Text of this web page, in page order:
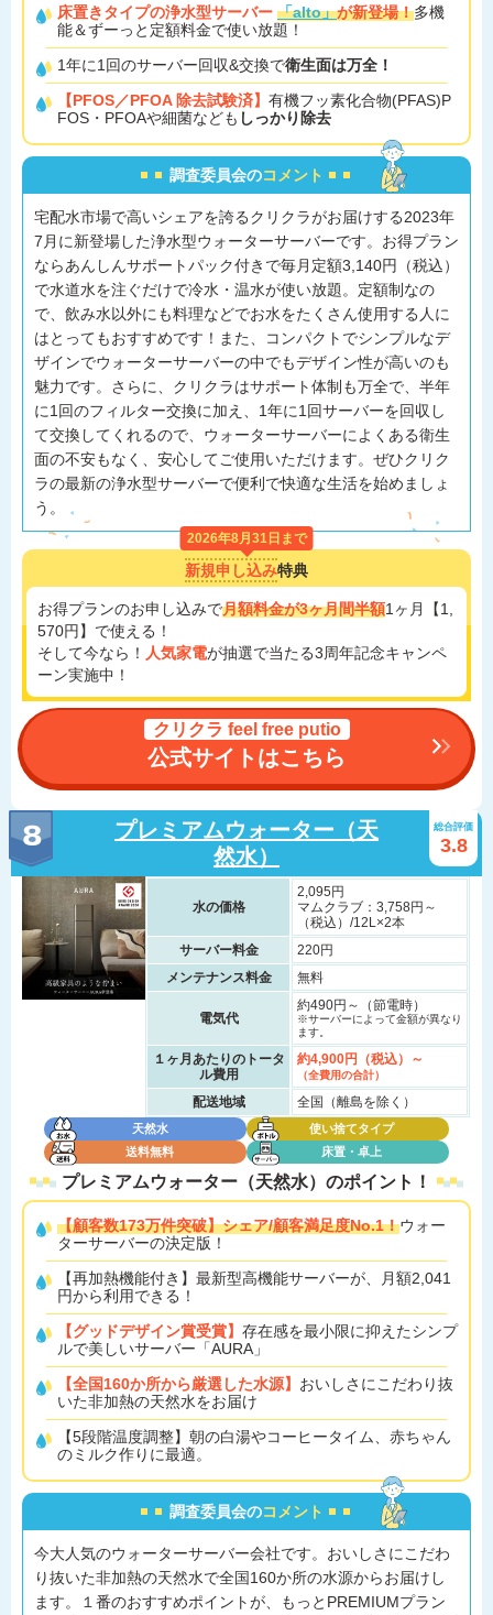
床置きタイプの浄水型サーバー 「alto」が新登場！多機
能＆ずーっと定額料金で使い放題！
1年に1回のサーバー回収&交換で衛生面は万全！
【PFOS／PFOA 除去試験済】 有機フッ素化合物(PFAS)P
FOS・PFOAや細菌なども しっかり除去
調査委員会のコメント
宅配水市場で高いシェアを誇るクリクラがお届けする2023年
7月に新登場した浄水型ウォーターサーバーです。お得プラン
ならあんしんサポートパック付きで毎月定額3,140円（税込）
で水道水を注ぐだけで冷水・温水が使い放題。定額制なの
で、飲み水以外にも料理などでお水をたくさん使用する人に
はとってもおすすめです！また、コンパクトでシンプルなデ
ザインでウォーターサーバーの中でもデザイン性が高いのも
魅力です。さらに、クリクラはサポート体制も万全で、半年
に1回のフィルター交換に加え、1年に1回サーバーを回収し
て交換してくれるので、ウォーターサーバーによくある衛生
面の不安もなく、安心してご使用いただけます。ぜひクリク
ラの最新の浄水型サーバーで便利で快適な生活を始めましょ
う。
2026年8月31日まで
新規申し込み特典
お得プランのお申し込みで月額料金が3ヶ月間半額1ヶ月【1,
570円】で使える！
そして今なら！ 人気家電が抽選で当たる3周年記念キャンペ
ーン実施中！
クリクラ feel free putio
公式サイトはこちら
プレミアムウォーター（天
然水）
総合評価
3.8
天然水
使い捨てタイプ
送料無料
床置・卓上
水の価格
2,095円
マムクラブ：3,758円～
（税込）/12L×2本
サーバー料金
220円
メンテナンス料金
無料
電気代
約490円～（節電時）
※サーバーによって金額が異なり
ます。
１ヶ月あたりのトータ
ル費用
約4,900円（税込）～
（全費用の合計）
配送地域 全国（離島を除く）
プレミアムウォーター（天然水）のポイント！
【顧客数173万件突破】シェア/顧客満足度No.1！ウォー
ターサーバーの決定版！
【再加熱機能付き】最新型高機能サーバーが、月額2,041
円から利用できる！
【グッドデザイン賞受賞】 存在感を最小限に抑えたシンプ
ルで美しいサーバー「AURA」
【全国160か所から厳選した水源】 おいしさにこだわり抜
いた非加熱の天然水をお届け
【5段階温度調整】朝の白湯やコーヒータイム、赤ちゃん
のミルク作りに最適。
調査委員会のコメント
今大人気のウォーターサーバー会社です。おいしさにこだわ
り抜いた非加熱の天然水で全国160か所の水源からお届けし
ます。１番のおすすめポイントが、もっとPREMIUMプラン